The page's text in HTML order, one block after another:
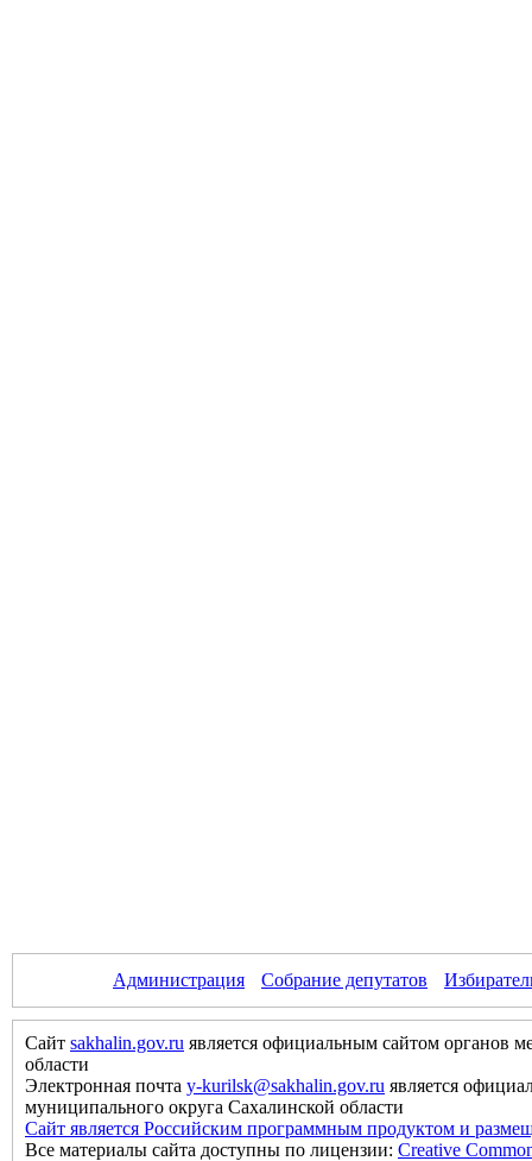
Администрация Собрание депутатов
Сайт sakhalin.gov.ru является официальным сайтом органов
области
Электронная почта y-kurilsk@sakhalin.gov.ru является
муниципального округа Сахалинской области
Сайт является Российским программным продуктом и
Все материалы сайта доступны по лицензии: Creative